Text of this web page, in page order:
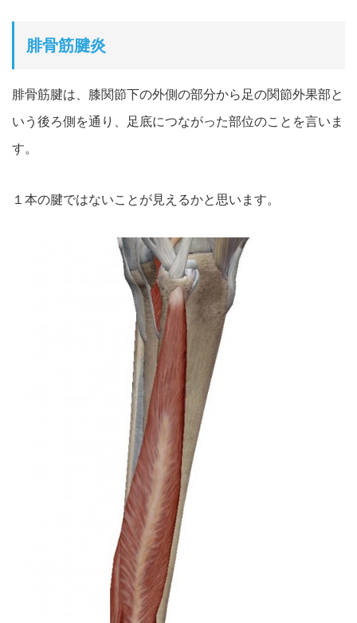
腓骨筋腱炎
腓骨筋腱は、膝関節下の外側の部分から足の関節外果部と
いう 後ろ側を通り、足底につながった部位のことを言いま
す。
１本の腱ではないことが見えるかと思います。